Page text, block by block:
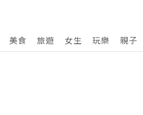
美食 旅遊 女生 玩樂 親子